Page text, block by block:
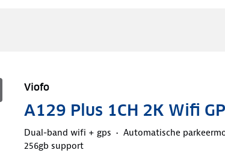
Viofo
A129 Plus 1CH 2K Wifi
Dual-band wifi + gps Automatische
256gb support